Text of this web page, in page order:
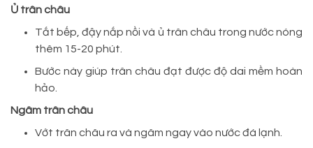
Ủ trân châu
Tắt bếp, đậy nắp nồi và ủ trân châu trong nước nóng
thêm 15-20 phút.
Bước này giúp trân châu đạt được độ dai mềm hoàn
hảo.
Ngâm trân châu
Vớt trân châu ra và ngâm ngay vào nước đá lạnh.